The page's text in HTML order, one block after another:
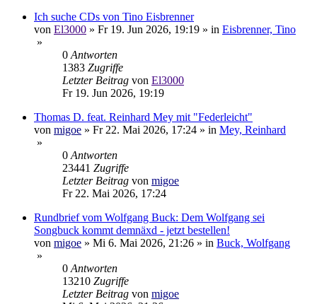
Ich suche CDs von Tino Eisbrenner
von El3000 » Fr 19. Jun 2026, 19:19 » in Eisbrenner, Tino
»
0Antworten
1383 Zugriffe
Letzter Beitrag von El3000
Fr 19. Jun 2026, 19:19
Thomas D. feat. Reinhard Mey mit "Federleicht"
von migoe » Fr 22. Mai 2026, 17:24 » in Mey, Reinhard
»
0Antworten
23441 Zugriffe
Letzter Beitrag von migoe
Fr 22. Mai 2026, 17:24
Rundbrief vom Wolfgang Buck: Dem Wolfgang sei
Songbuck kommt demnäxd - jetzt bestellen!
von migoe » Mi 6. Mai 2026, 21:26 » in Buck, Wolfgang
»
0Antworten
13210 Zugriffe
Letzter Beitrag von migoe